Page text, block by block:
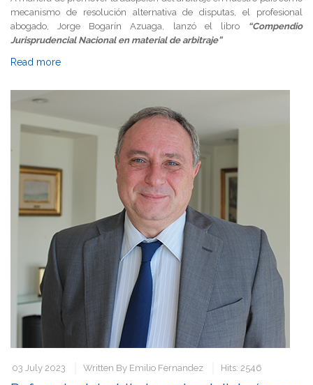
mecanismo de resolución alternativa de disputas, el profesional
abogado, Jorge Bogarín Azuaga, lanzó el libro
“Compendio
Jurisprudencial Nacional en material de arbitraje”
Read more
03 July 2023 Written By Emilio Fernandez Hits: 2546